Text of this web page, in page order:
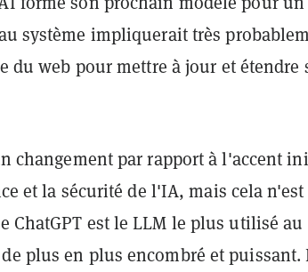
système impliquerait très
du web pour mettre à jour et étendre
changement par rapport à l'accent
et la sécurité de l'IA, mais cela n'est
ChatGPT est le LLM le plus utilisé au
plus en plus encombré et puissant.